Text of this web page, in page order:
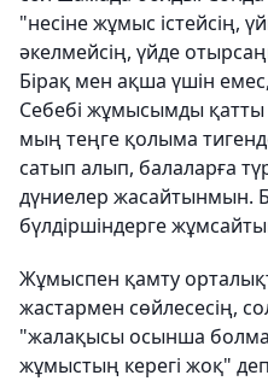
"несіне жұмыс істейсің,
әкелмейсің, үйде
Бірақ мен ақша үшін
Себебі жұмысымды қатты
мың теңге қолыма
сатып алып, балаларға
дүниелер жасайтынмын.
бүлдіршіндерге
Жұмыспен қамту
жастармен сөйлесесің,
"жалақысы осынша
жұмыстың керегі жоқ"